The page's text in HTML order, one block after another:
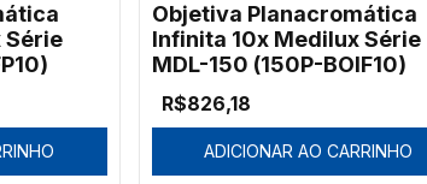
Série
Objetiva Planacromática
Infinita 10x Medilux Série
MDL-150 (150P-BOIF10)
R$826,18
ADICIONAR AO CARRINHO